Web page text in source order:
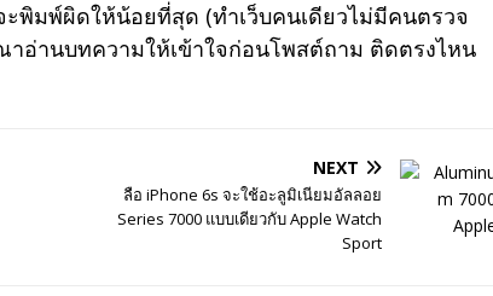
พิมพ์ผิดให้น้อยที่สุด (ทำเว็บคนเดียวไม่มีคนตรวจ
อ่านบทความให้เข้าใจก่อนโพสต์ถาม ติดตรงไหน
NEXT
ลือ iPhone 6s จะใช้อะลูมิเนียมอัลลอย
Series 7000 แบบเดียวกับ Apple Watch
Sport